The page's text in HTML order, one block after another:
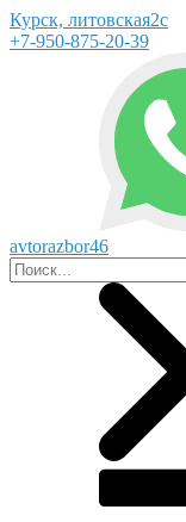
Курск, литовская2с
+7-950-875-20-39
avtorazbor46